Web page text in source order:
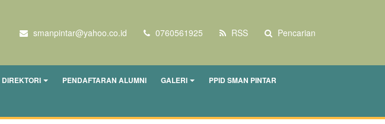
smanpintar@yahoo.co.id 0760561925 RSS Pencarian
DIREKTORI PENDAFTARAN ALUMNI GALERI PPID SMAN PINTAR